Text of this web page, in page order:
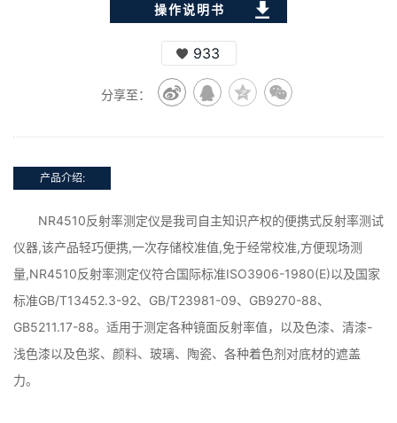
操作说明书
933
分享至：
产品介绍:
NR4510反射率测定仪是我司自主知识产权的便携式反射率测试
仪器,该产品轻巧便携,一次存储校准值,免于经常校准,方便现场测
量,NR4510反射率测定仪符合国际标准ISO3906-1980(E)以及国家
标准GB/T13452.3-92、GB/T23981-09、GB9270-88、
GB5211.17-88。适用于测定各种镜面反射率值，以及色漆、清漆-
浅色漆以及色浆、颜料、玻璃、陶瓷、各种着色剂对底材的遮盖
力。